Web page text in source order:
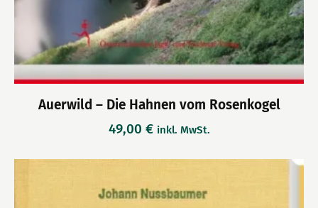
Auerwild – Die Hahnen vom Rosenkogel
49,00 € inkl. MwSt.